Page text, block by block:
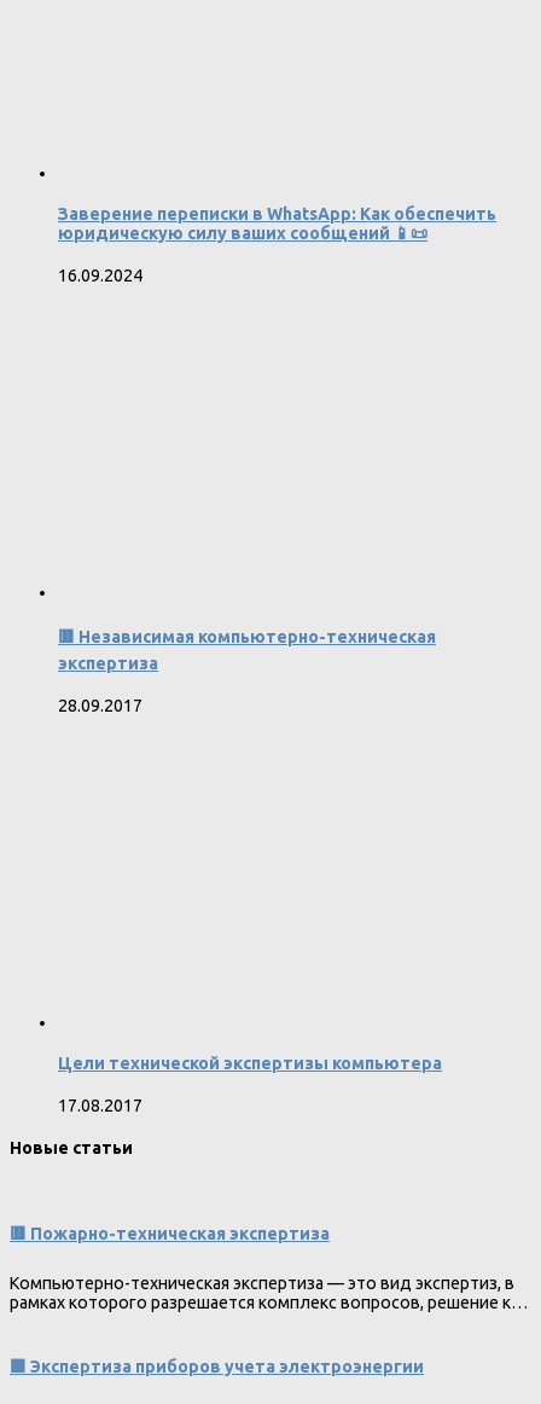
Заверение переписки в WhatsApp: Как обеспечить
юридическую силу ваших сообщений 📱📜
16.09.2024
🟥 Независимая компьютерно-техническая
экспертиза
28.09.2017
Цели технической экспертизы компьютера
17.08.2017
Новые статьи
🟥 Пожарно-техническая экспертиза
Компьютерно-техническая экспертиза — это вид экспертиз, в
рамках которого разрешается комплекс вопросов, решение к…
🟩 Экспертиза приборов учета электроэнергии